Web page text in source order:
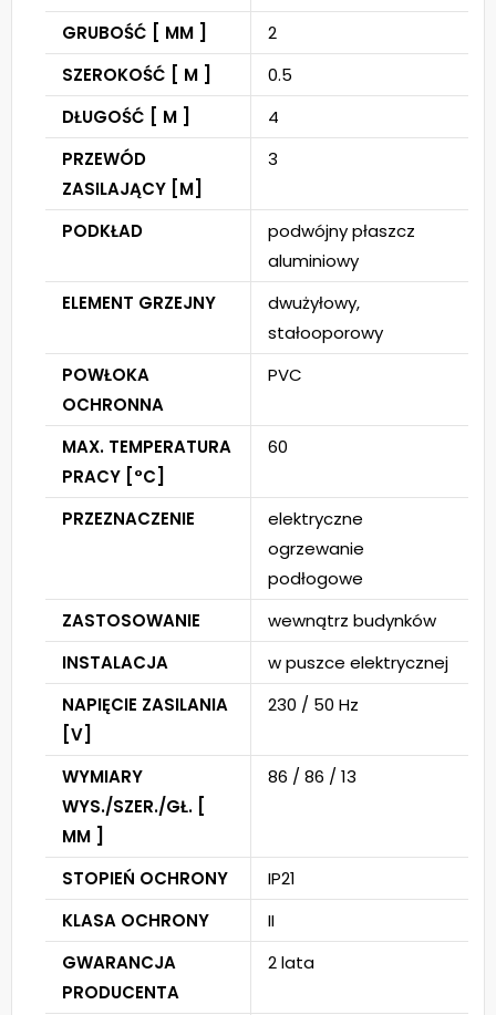
GRUBOŚĆ [ MM ]
2
SZEROKOŚĆ [ M ]
0.5
DŁUGOŚĆ [ M ]
4
PRZEWÓD
ZASILAJĄCY [M]
3
PODKŁAD
podwójny płaszcz
aluminiowy
ELEMENT GRZEJNY
dwużyłowy,
stałooporowy
POWŁOKA
OCHRONNA
PVC
MAX. TEMPERATURA
PRACY [°C]
60
PRZEZNACZENIE
elektryczne
ogrzewanie
podłogowe
ZASTOSOWANIE
wewnątrz budynków
INSTALACJA
w puszce elektrycznej
NAPIĘCIE ZASILANIA
[V]
230 / 50 Hz
WYMIARY
WYS./SZER./GŁ. [
MM ]
86 / 86 / 13
STOPIEŃ OCHRONY
IP21
KLASA OCHRONY
II
GWARANCJA
PRODUCENTA
2 lata